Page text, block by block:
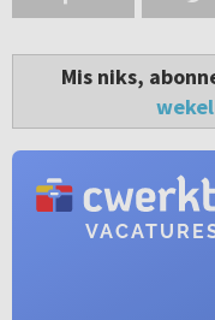
Mis niks,